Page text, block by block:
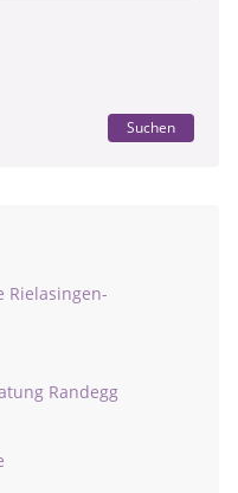
Suchen
Rielasingen-
Randegg